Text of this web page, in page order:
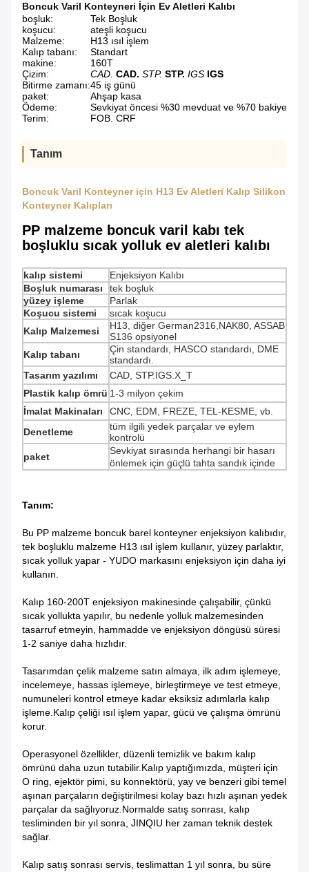
Boncuk Varil Konteyneri İçin Ev Aletleri Kalıbı
boşluk:
Tek Boşluk
koşucu:
ateşli koşucu
Malzeme:
H13 ısıl işlem
Kalıp tabanı:
Standart
makine:
160T
Çizim:
CAD. CAD. STP. STP. IGS IGS
Bitirme zamanı:45 iş günü
paket:
Ahşap kasa
Ödeme:
Sevkiyat öncesi %30 mevduat ve %70 bakiye
Terim:
FOB. CRF
Tanım
Boncuk Varil Konteyner için H13 Ev Aletleri Kalıp Silikon
Konteyner Kalıpları
PP malzeme boncuk varil kabı tek
boşluklu sıcak yolluk ev aletleri kalıbı
kalıp sistemi
Enjeksiyon Kalıbı
Boşluk numarası
tek boşluk
yüzey işleme
Parlak
Koşucu sistemi
sıcak koşucu
Kalıp Malzemesi
H13, diğer German2316,NAK80, ASSAB
S136 opsiyonel
Kalıp tabanı
Çin standardı, HASCO standardı, DME
standardı.
Tasarım yazılımı
CAD, STP.IGS.X_T
Plastik kalıp ömrü 1-3 milyon çekim
İmalat Makinaları
CNC, EDM, FREZE, TEL-KESME, vb.
Denetleme
tüm ilgili yedek parçalar ve eylem
kontrolü
paket
Sevkiyat sırasında herhangi bir hasarı
önlemek için güçlü tahta sandık içinde
Tanım:
Bu PP malzeme boncuk barel konteyner enjeksiyon kalıbıdır,
tek boşluklu malzeme H13 ısıl işlem kullanır, yüzey parlaktır,
sıcak yolluk yapar - YUDO markasını enjeksiyon için daha iyi
kullanın.
Kalıp 160-200T enjeksiyon makinesinde çalışabilir, çünkü
sıcak yollukta yapılır, bu nedenle yolluk malzemesinden
tasarruf etmeyin, hammadde ve enjeksiyon döngüsü süresi
1-2 saniye daha hızlıdır.
Tasarımdan çelik malzeme satın almaya, ilk adım işlemeye,
incelemeye, hassas işlemeye, birleştirmeye ve test etmeye,
numuneleri kontrol etmeye kadar eksiksiz adımlarla kalıp
işleme.Kalıp çeliği ısıl işlem yapar, gücü ve çalışma ömrünü
korur.
Operasyonel özellikler, düzenli temizlik ve bakım kalıp
ömrünü daha uzun tutabilir.Kalıp yaptığımızda, müşteri için
O ring, ejektör pimi, su konnektörü, yay ve benzeri gibi temel
aşınan parçaların değiştirilmesi kolay bazı hızlı aşınan yedek
parçalar da sağlıyoruz.Normalde satış sonrası, kalıp
tesliminden bir yıl sonra, JINQIU her zaman teknik destek
sağlar.
Kalıp satış sonrası servis, teslimattan 1 yıl sonra, bu süre